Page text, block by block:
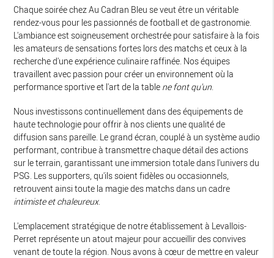
Chaque soirée chez Au Cadran Bleu se veut être un véritable
rendez-vous pour les passionnés de football et de gastronomie.
L'ambiance est soigneusement orchestrée pour satisfaire à la fois
les amateurs de sensations fortes lors des matchs et ceux à la
recherche d'une expérience culinaire raffinée. Nos équipes
travaillent avec passion pour créer un environnement où la
performance sportive et l'art de la table ne font qu'un.
Nous investissons continuellement dans des équipements de
haute technologie pour offrir à nos clients une qualité de
diffusion sans pareille. Le grand écran, couplé à un système audio
performant, contribue à transmettre chaque détail des actions
sur le terrain, garantissant une immersion totale dans l'univers du
PSG. Les supporters, qu'ils soient fidèles ou occasionnels,
retrouvent ainsi toute la magie des matchs dans un cadre
intimiste et chaleureux.
L'emplacement stratégique de notre établissement à Levallois-
Perret représente un atout majeur pour accueillir des convives
venant de toute la région. Nous avons à cœur de mettre en valeur